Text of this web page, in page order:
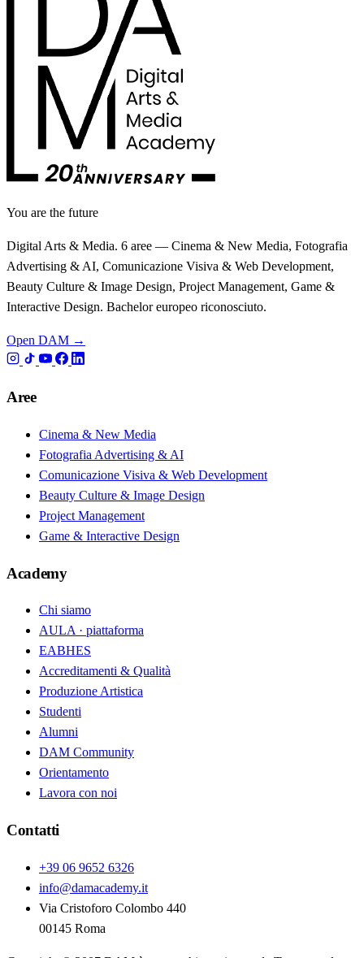
You are the future
Digital Arts & Media. 6 aree — Cinema & New Media, Fotografia
Advertising & AI, Comunicazione Visiva & Web Development,
Beauty Culture & Image Design, Project Management, Game &
Interactive Design. Bachelor europeo riconosciuto.
Open DAM →
Aree
Cinema & New Media
Fotografia Advertising & AI
Comunicazione Visiva & Web Development
Beauty Culture & Image Design
Project Management
Game & Interactive Design
Academy
Chi siamo
AULA · piattaforma
EABHES
Accreditamenti & Qualità
Produzione Artistica
Studenti
Alumni
DAM Community
Orientamento
Lavora con noi
Contatti
+39 06 9652 6326
info@damacademy.it
Via Cristoforo Colombo 440
00145 Roma